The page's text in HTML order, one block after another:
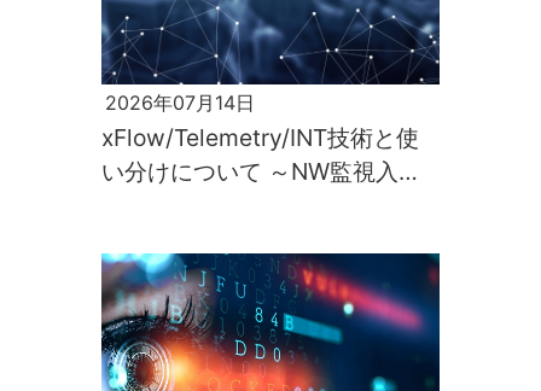
2026年07月14日
xFlow/Telemetry/INT技術と使
い分けについて ～NW監視入門